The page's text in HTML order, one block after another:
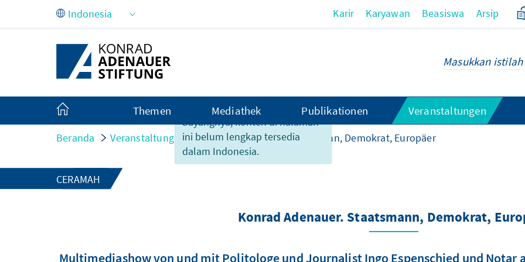
Skip to Main Content
Sayangnya, konten di halaman
ini belum lengkap tersedia
dalam Indonesia.
Karir Karyawan Beasiswa Arsip
Themen Mediathek Publikationen Veranstaltungen
Beranda Veranstaltungen Konrad Adenauer. Staatsmann, Demokrat, Europäer
CERAMAH
Konrad Adenauer. Staatsmann, Demokrat,
Multimediashow von und mit Politologe und Journalist Ingo Espenschied und Notar